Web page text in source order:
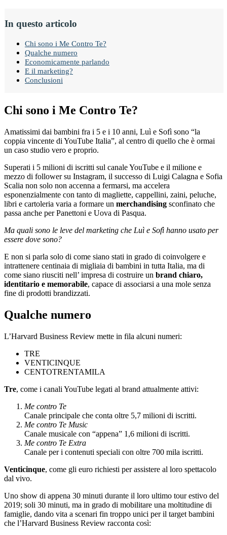
In questo articolo
Chi sono i Me Contro Te?
Qualche numero
Economicamente parlando
E il marketing?
Conclusioni
Chi sono i Me Contro Te?
Amatissimi dai bambini fra i 5 e i 10 anni, Luì e Sofì sono “la
coppia vincente di YouTube Italia”, al centro di quello che è ormai
un caso studio vero e proprio.
Superati i 5 milioni di iscritti sul canale YouTube e il milione e
mezzo di follower su Instagram, il successo di Luigi Calagna e Sofia
Scalia non solo non accenna a fermarsi, ma accelera
esponenzialmente con tanto di magliette, cappellini, zaini, peluche,
libri e cartoleria varia a formare un merchandising sconfinato che
passa anche per Panettoni e Uova di Pasqua.
Ma quali sono le leve del marketing che Luì e Sofì hanno usato per
essere dove sono?
E non si parla solo di come siano stati in grado di coinvolgere e
intrattenere centinaia di migliaia di bambini in tutta Italia, ma di
come siano riusciti nell’ impresa di costruire un brand chiaro,
identitario e memorabile, capace di associarsi a una mole senza
fine di prodotti brandizzati.
Qualche numero
L’Harvard Business Review mette in fila alcuni numeri:
TRE
VENTICINQUE
CENTOTRENTAMILA
Tre, come i canali YouTube legati al brand attualmente attivi:
Me contro Te
Canale principale che conta oltre 5,7 milioni di iscritti.
Me contro Te Music
Canale musicale con “appena” 1,6 milioni di iscritti.
Me contro Te Extra
Canale per i contenuti speciali con oltre 700 mila iscritti.
Venticinque, come gli euro richiesti per assistere al loro spettacolo
dal vivo.
Uno show di appena 30 minuti durante il loro ultimo tour estivo del
2019; soli 30 minuti, ma in grado di mobilitare una moltitudine di
famiglie, dando vita a scenari fin troppo unici per il target bambini
che l’Harvard Business Review racconta così: